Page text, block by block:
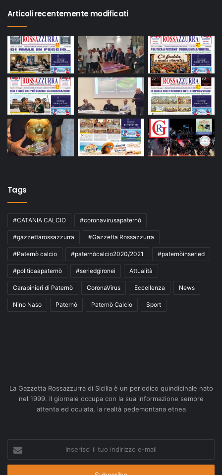
Articoli recentemente modificati
Tags
#CATANIA CALCIO #coronavirusapaternò
#gazzettarossazzurra #Gazzetta Rossazzurra
#Paternò calcio #paternòcalcio2020/2021 #paternòinseried
#politicaapaternò #seriedgironei Attualità
Carabinieri di Paternò CoronaVirus Eccellenza News
Nino Naso Paternò Paternò Calcio Sport
La Gazzetta Rossazzurra di Sicilia è un periodico quindicinale nato
nel 1999. Il giornale occupa con la sua informazione sempre
attenta ed oculata, la realtà pedemontana etnea
tuo